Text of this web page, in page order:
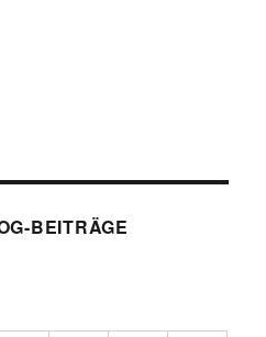
BEITRÄGE